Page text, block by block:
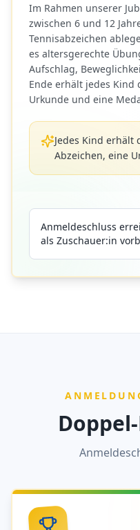
Im Rahmen unserer
zwischen 6 und 12
Tennisabzeichen
es altersgerechte
Aufschlag,
Ende erhält jedes Kind
Urkunde und eine
Jedes Kind erhält
Abzeichen, eine
Anmeldeschluss
als Zuschauer:in